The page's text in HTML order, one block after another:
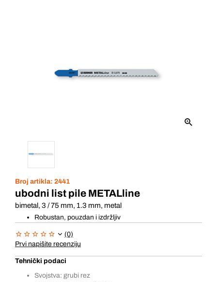
Broj artikla: 2441
ubodni list pile METALline
bimetal, 3 / 75 mm, 1.3 mm, metal
Robustan, pouzdan i izdržljiv
(0)
Prvi napišite recenziju
Tehnički podaci
Svojstva: grubi rez